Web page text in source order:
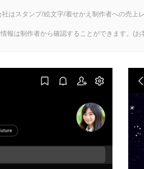
社はスタンプ/絵文字/着せかえ制作者への売上
報は制作者から確認することができます。(